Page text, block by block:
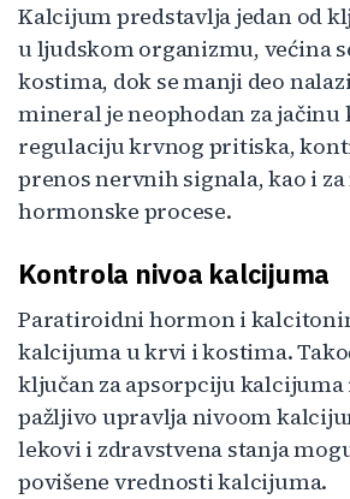
Kalcijum predstavlja jedan od
u ljudskom organizmu, većina
kostima, dok se manji deo
mineral je neophodan za jačinu
regulaciju krvnog pritiska,
prenos nervnih signala, kao i
hormonske procese.
Kontrola nivoa kalcijuma
Paratiroidni hormon i
kalcijuma u krvi i kostima.
ključan za apsorpciju kalcijuma
pažljivo upravlja nivoom
lekovi i zdravstvena stanja
povišene vrednosti kalcijuma.